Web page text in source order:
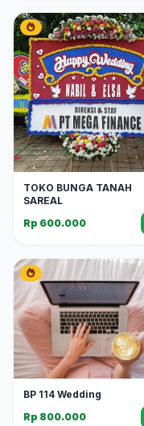
TOKO BUNGA TANAH
SAREAL
Rp 600.000
BP 114 Wedding
Rp 800.000